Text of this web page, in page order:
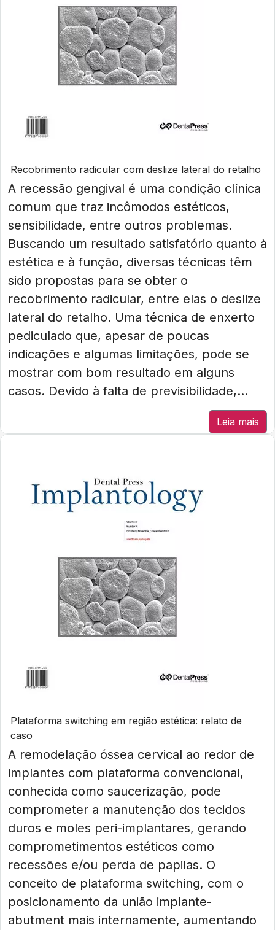
Recobrimento radicular com deslize lateral do retalho
A recessão gengival é uma condição clínica
comum que traz incômodos estéticos,
sensibilidade, entre outros problemas.
Buscando um resultado satisfatório quanto à
estética e à função, diversas técnicas têm
sido propostas para se obter o
recobrimento radicular, entre elas o deslize
lateral do retalho. Uma técnica de enxerto
pediculado que, apesar de poucas
indicações e algumas limitações, pode se
mostrar com bom resultado em alguns
casos. Devido à falta de previsibilidade,...
Leia mais
Plataforma switching em região estética: relato de
caso
A remodelação óssea cervical ao redor de
implantes com plataforma convencional,
conhecida como saucerização, pode
comprometer a manutenção dos tecidos
duros e moles peri-implantares, gerando
comprometimentos estéticos como
recessões e/ou perda de papilas. O
conceito de plataforma switching, com o
posicionamento da união implante-
abutment mais internamente, aumentando